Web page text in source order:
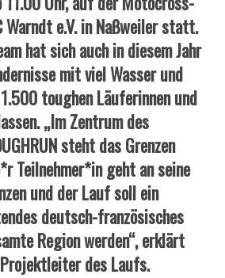
Warndt e.V. in Naßweiler statt.
hat sich auch in diesem Jahr
mit viel Wasser und
toughen Läuferinnen und
„Im Zentrum des
steht das Grenzen
Teilnehmer*in geht an seine
und der Lauf soll ein
deutsch-französisches
Region werden“, erklärt
Projektleiter des Laufs.